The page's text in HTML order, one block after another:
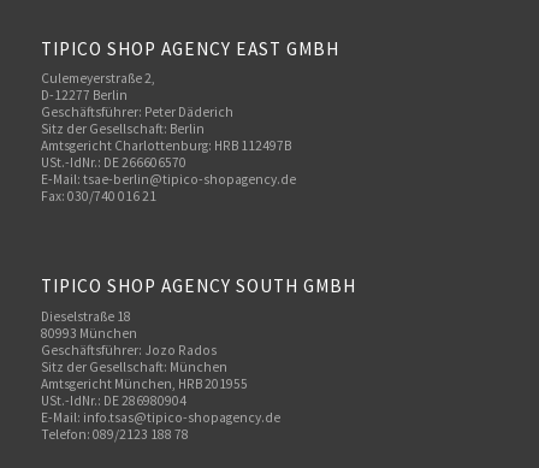
TIPICO SHOP AGENCY EAST GMBH
Culemeyerstraße 2,
D-12277 Berlin
Geschäftsführer: Peter Däderich
Sitz der Gesellschaft: Berlin
Amtsgericht Charlottenburg: HRB 112497B
USt.-IdNr.: DE 266606570
E-Mail: tsae-berlin@tipico-shopagency.de
Fax: 030/740 016 21
TIPICO SHOP AGENCY SOUTH GMBH
Dieselstraße 18
80993 München
Geschäftsführer: Jozo Rados
Sitz der Gesellschaft: München
Amtsgericht München, HRB 201955
USt.-IdNr.: DE 286980904
E-Mail: info.tsas@tipico-shopagency.de
Telefon: 089/2123 188 78